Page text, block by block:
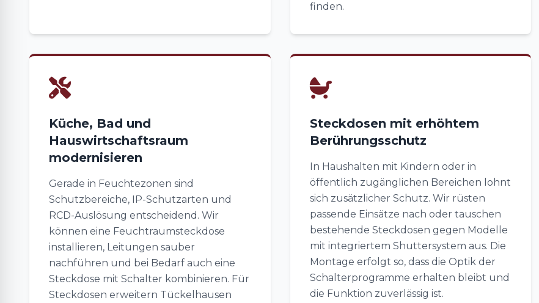
finden.
Küche, Bad und
Hauswirtschaftsraum
modernisieren
Gerade in Feuchtezonen sind
Schutzbereiche, IP-Schutzarten und
RCD-Auslösung entscheidend. Wir
können eine Feuchtraumsteckdose
installieren, Leitungen sauber
nachführen und bei Bedarf auch eine
Steckdose mit Schalter kombinieren. Für
Steckdosen erweitern Tückelhausen
Steckdosen mit erhöhtem
Berührungsschutz
In Haushalten mit Kindern oder in
öffentlich zugänglichen Bereichen lohnt
sich zusätzlicher Schutz. Wir rüsten
passende Einsätze nach oder tauschen
bestehende Steckdosen gegen Modelle
mit integriertem Shuttersystem aus. Die
Montage erfolgt so, dass die Optik der
Schalterprogramme erhalten bleibt und
die Funktion zuverlässig ist.